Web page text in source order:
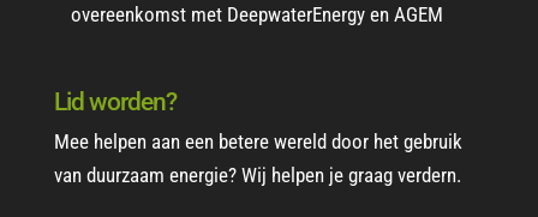
overeenkomst met DeepwaterEnergy en AGEM
Lid worden?
Mee helpen aan een betere wereld door het gebruik
van duurzaam energie? Wij helpen je graag verdern.